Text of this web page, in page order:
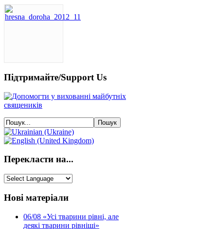
Підтримайте/Support Us
Перекласти на...
Нові матеріали
06/08 «Усі тварини рівні, але
деякі тварини рівніші»